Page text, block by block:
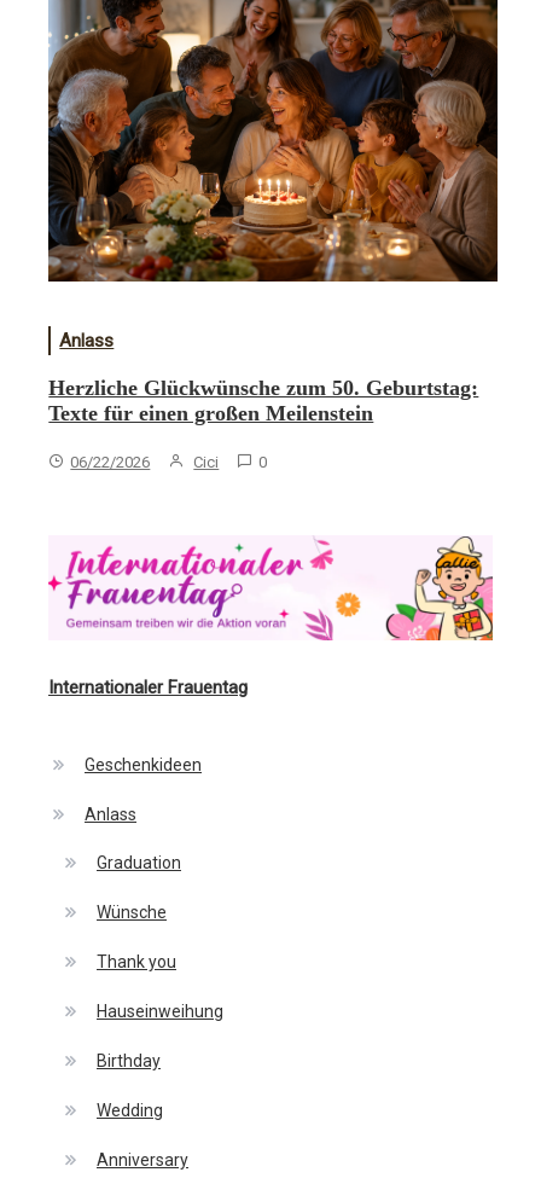
Anlass
Herzliche Glückwünsche zum 50. Geburtstag:
Texte für einen großen Meilenstein
06/22/2026 Cici 0
Internationaler Frauentag
Geschenkideen
Anlass
Graduation
Wünsche
Thank you
Hauseinweihung
Birthday
Wedding
Anniversary